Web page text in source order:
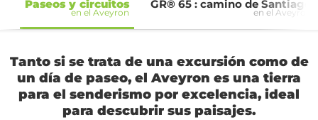
Paseos y circuitos
en el Aveyron
GR® 65 : camino de Santiago
en el Aveyron
Tanto si se trata de una excursión como de
un día de paseo, el Aveyron es una tierra
para el senderismo por excelencia, ideal
para descubrir sus paisajes.